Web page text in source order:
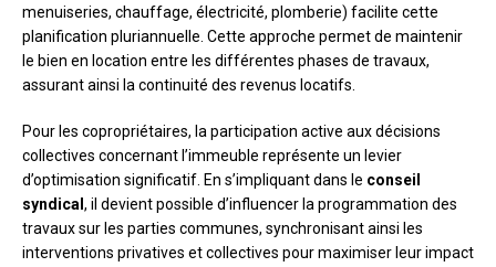
menuiseries, chauffage, électricité, plomberie) facilite cette
planification pluriannuelle. Cette approche permet de maintenir
le bien en location entre les différentes phases de travaux,
assurant ainsi la continuité des revenus locatifs.
Pour les copropriétaires, la participation active aux décisions
collectives concernant l’immeuble représente un levier
d’optimisation significatif. En s’impliquant dans le conseil
syndical , il devient possible d’influencer la programmation des
travaux sur les parties communes, synchronisant ainsi les
interventions privatives et collectives pour maximiser leur impact